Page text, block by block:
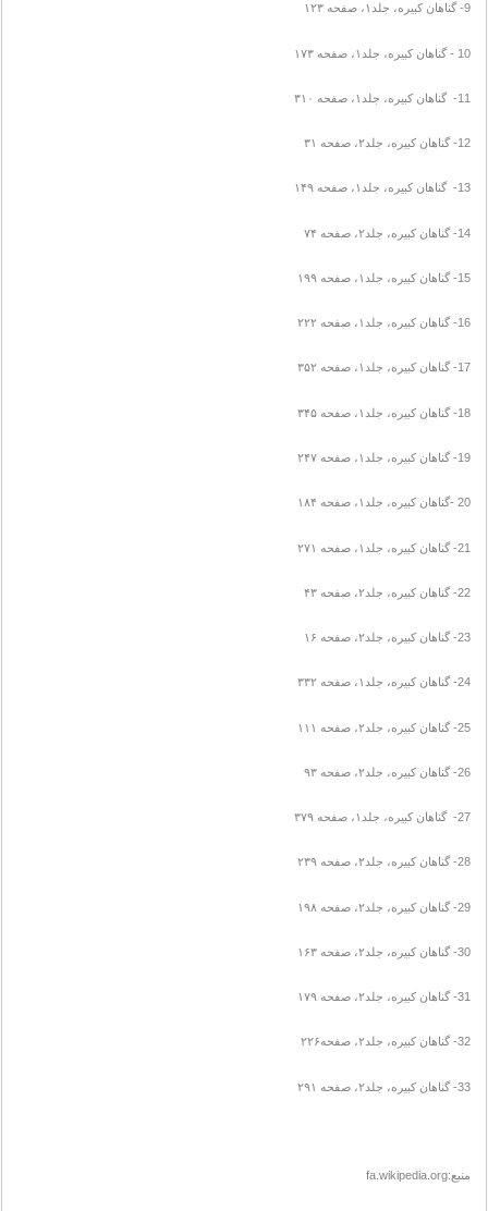
9- گناهان کبیره، جلد۱، صفحه ۱۲۳
10 - گناهان کبیره، جلد۱، صفحه ۱۷۳
11- گناهان کبیره، جلد۱، صفحه ۳۱۰
12- گناهان کبیره، جلد۲، صفحه ۳۱
13- گناهان کبیره، جلد۱، صفحه ۱۴۹
14- گناهان کبیره، جلد۲، صفحه ۷۴
15- گناهان کبیره، جلد۱، صفحه ۱۹۹
16- گناهان کبیره، جلد۱، صفحه ۲۲۲
17- گناهان کبیره، جلد۱، صفحه ۳۵۲
18- گناهان کبیره، جلد۱، صفحه ۳۴۵
19- گناهان کبیره، جلد۱، صفحه ۲۴۷
20 -گناهان کبیره، جلد۱، صفحه ۱۸۴
21- گناهان کبیره، جلد۱، صفحه ۲۷۱
22- گناهان کبیره، جلد۲، صفحه ۴۳
23- گناهان کبیره، جلد۲، صفحه ۱۶
24- گناهان کبیره، جلد۱، صفحه ۳۳۲
25- گناهان کبیره، جلد۲، صفحه ۱۱۱
26- گناهان کبیره، جلد۲، صفحه ۹۳
27- گناهان کبیره، جلد۱، صفحه ۳۷۹
28- گناهان کبیره، جلد۲، صفحه ۲۳۹
29- گناهان کبیره، جلد۲، صفحه ۱۹۸
30- گناهان کبیره، جلد۲، صفحه ۱۶۳
31- گناهان کبیره، جلد۲، صفحه ۱۷۹
32- گناهان کبیره، جلد۲، صفحه۲۲۶
33- گناهان کبیره، جلد۲، صفحه ۲۹۱
منبع:fa.wikipedia.org